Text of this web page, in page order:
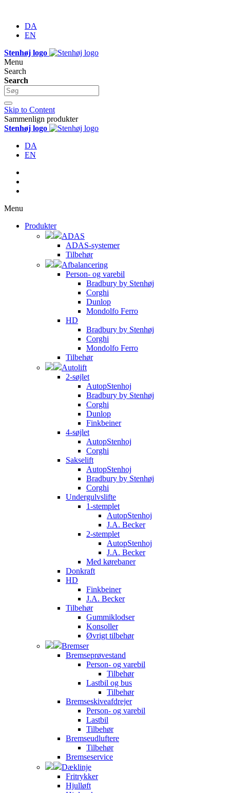
DA
EN
Stenhøj logo
Menu
Search
Search
Skip to Content
Sammenlign produkter
Stenhøj logo
DA
EN
Menu
Produkter
ADAS
ADAS-systemer
Tilbehør
Afbalancering
Person- og varebil
Bradbury by Stenhøj
Corghi
Dunlop
Mondolfo Ferro
HD
Bradbury by Stenhøj
Corghi
Mondolfo Ferro
Tilbehør
Autolift
2-søjlet
AutopStenhoj
Bradbury by Stenhøj
Corghi
Dunlop
Finkbeiner
4-søjlet
AutopStenhoj
Corghi
Sakselift
AutopStenhoj
Bradbury by Stenhøj
Corghi
Undergulvslifte
1-stemplet
AutopStenhoj
J.A. Becker
2-stemplet
AutopStenhoj
J.A. Becker
Med kørebaner
Donkraft
HD
Finkbeiner
J.A. Becker
Tilbehør
Gummiklodser
Konsoller
Øvrigt tilbehør
Bremser
Bremseprøvestand
Person- og varebil
Tilbehør
Lastbil og bus
Tilbehør
Bremseskiveafdrejer
Person- og varebil
Lastbil
Tilbehør
Bremseudluftere
Tilbehør
Bremseservice
Dæklinje
Fritrykker
Hjulløft